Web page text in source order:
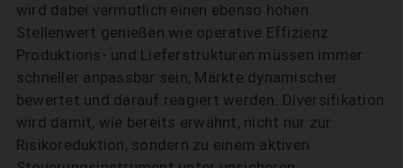
wird dabei vermutlich einen ebenso hohen
Stellenwert genießen wie operative Effizienz:
Produktions- und Lieferstrukturen müssen immer
schneller anpassbar sein, Märkte dynamischer
bewertet und darauf reagiert werden. Diversifikation
wird damit, wie bereits erwähnt, nicht nur zur
Risikoreduktion, sondern zu einem aktiven